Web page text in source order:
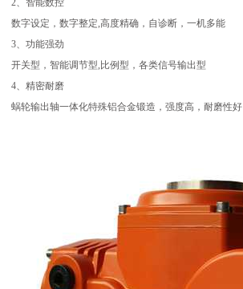
2、智能数控
数字设定，数字整定,高度精确，自诊断，一机多能
3、功能强劲
开关型，智能调节型,比例型，各类信号输出型
4、精密耐磨
蜗轮输出轴一体化特殊铝合金锻造，强度高，耐磨性好